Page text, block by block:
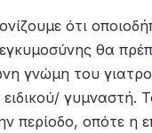
ότι
θα
γνώμη του
γυμναστή.
περίοδο, οπότε η